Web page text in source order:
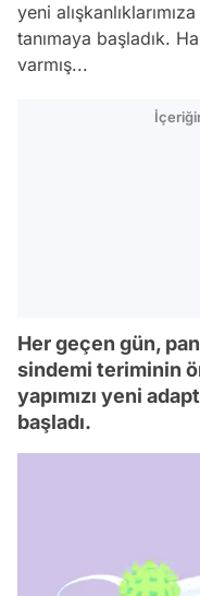
yeni
tanımaya başladık.
varmış...
Her geçen gün,
sindemi teriminin
yapımızı yeni
başladı.